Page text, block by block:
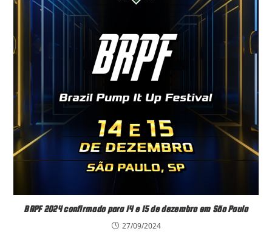
BRPF 2024 confirmado para 14 e 15 de dezembro em São Paulo
27/09/2024